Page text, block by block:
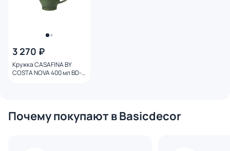
3 270 ₽
Кружка CASAFINA BY
COSTA NOVA 400 мл BD-
Почему покупают в Basicdecor